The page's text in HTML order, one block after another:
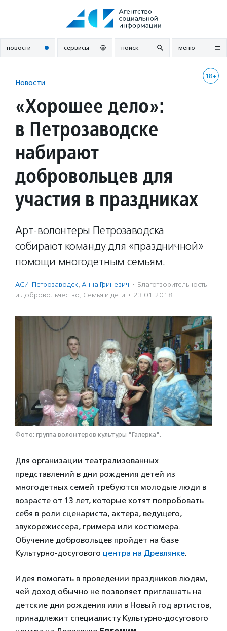
новости сервисы поиск меню
18+
Новости
«Хорошее дело»:
в Петрозаводске
набирают
добровольцев для
участия в праздниках
Арт-волонтеры Петрозаводска
собирают команду для «праздничной»
помощи многодетным семьям.
АСИ-Петрозаводск, Анна Гриневич · Благотвори­тель­ность
и доброволь­чест­во, Семья и дети · 23.01.2018
Фото: группа волонтеров культуры "Галерка".
Для организации театрализованных
представлений в дни рождения детей из
многодетных семей требуются молодые люди в
возрасте от 13 лет, которые хотят попробовать
себя в роли сценариста, актера, ведущего,
звукорежиссера, гримера или костюмера.
Обучение добровольцев пройдет на базе
Культурно-досугового центра на Древлянке.
Идея помогать в проведении праздников людям,
чей доход обычно не позволяет приглашать на
детские дни рождения или в Новый год артистов,
принадлежит специалисту Культурно-досугового